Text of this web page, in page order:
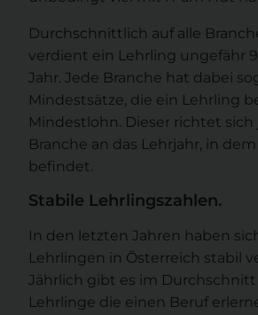
Durchschnittlich auf alle
verdient ein Lehrling ungefähr
Jahr. Jede Branche hat dabei
Mindestsätze, die ein Lehrling
Mindestlohn. Dieser richtet sich
Branche an das Lehrjahr, in
befindet.
Stabile Lehrlingszahlen.
In den letzten Jahren haben
Lehrlingen in Österreich stabil
Jährlich gibt es im Durchschnitt
Lehrlinge die einen Beruf